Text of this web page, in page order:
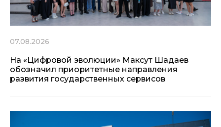
07.08.2026
На «Цифровой эволюции» Максут Шадаев
обозначил приоритетные направления
развития государственных сервисов